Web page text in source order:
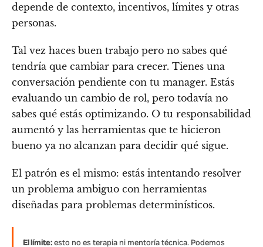
depende de contexto, incentivos, límites y otras
personas.
Tal vez haces buen trabajo pero no sabes qué
tendría que cambiar para crecer. Tienes una
conversación pendiente con tu manager. Estás
evaluando un cambio de rol, pero todavía no
sabes qué estás optimizando. O tu responsabilidad
aumentó y las herramientas que te hicieron
bueno ya no alcanzan para decidir qué sigue.
El patrón es el mismo: estás intentando resolver
un problema ambiguo con herramientas
diseñadas para problemas determinísticos.
El límite:esto no es terapia ni mentoría técnica. Podemos